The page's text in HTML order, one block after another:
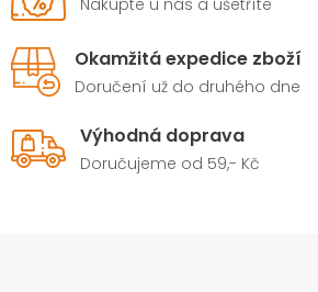
Okamžitá expedice zboží
Doručení už do druhého dne
Výhodná doprava
Doručujeme od 59,- Kč